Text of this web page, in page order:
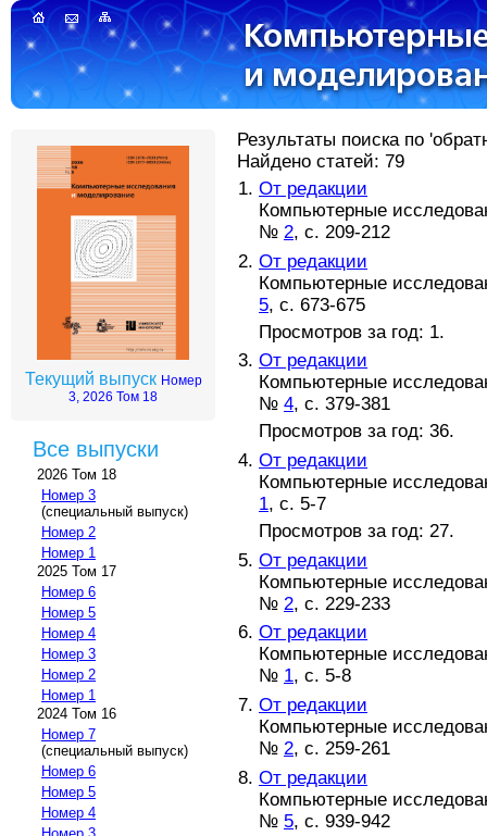
Текущий выпуск Номер
3, 2026 Том 18
Все выпуски
2026 Том 18
Номер 3
(специальный выпуск)
Номер 2
Номер 1
2025 Том 17
Номер 6
Номер 5
Номер 4
Номер 3
Номер 2
Номер 1
2024 Том 16
Номер 7
(специальный выпуск)
Номер 6
Номер 5
Номер 4
Результаты поиска по
Найдено статей: 79
От редакции
Компьютерные
№ 2, с. 209-212
От редакции
Компьютерные
5, с. 673-675
Просмотров за год: 1.
От редакции
Компьютерные
№ 4, с. 379-381
Просмотров за год: 36.
От редакции
Компьютерные
1, с. 5-7
Просмотров за год: 27.
От редакции
Компьютерные
№ 2, с. 229-233
От редакции
Компьютерные
№ 1, с. 5-8
От редакции
Компьютерные
№ 2, с. 259-261
От редакции
Компьютерные
№ 5, с. 939-942